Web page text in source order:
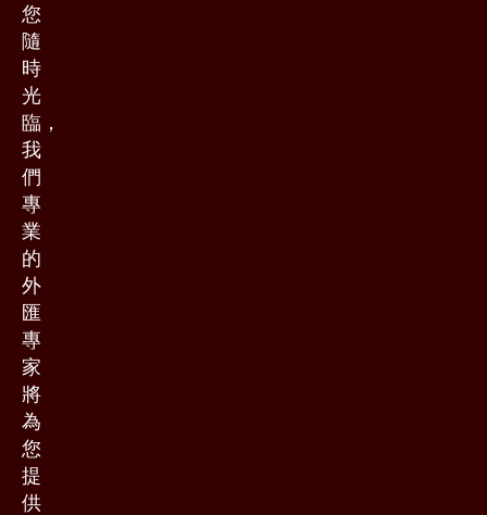
您
隨
時
光
臨，
我
們
專
業
的
外
匯
專
家
將
為
您
提
供